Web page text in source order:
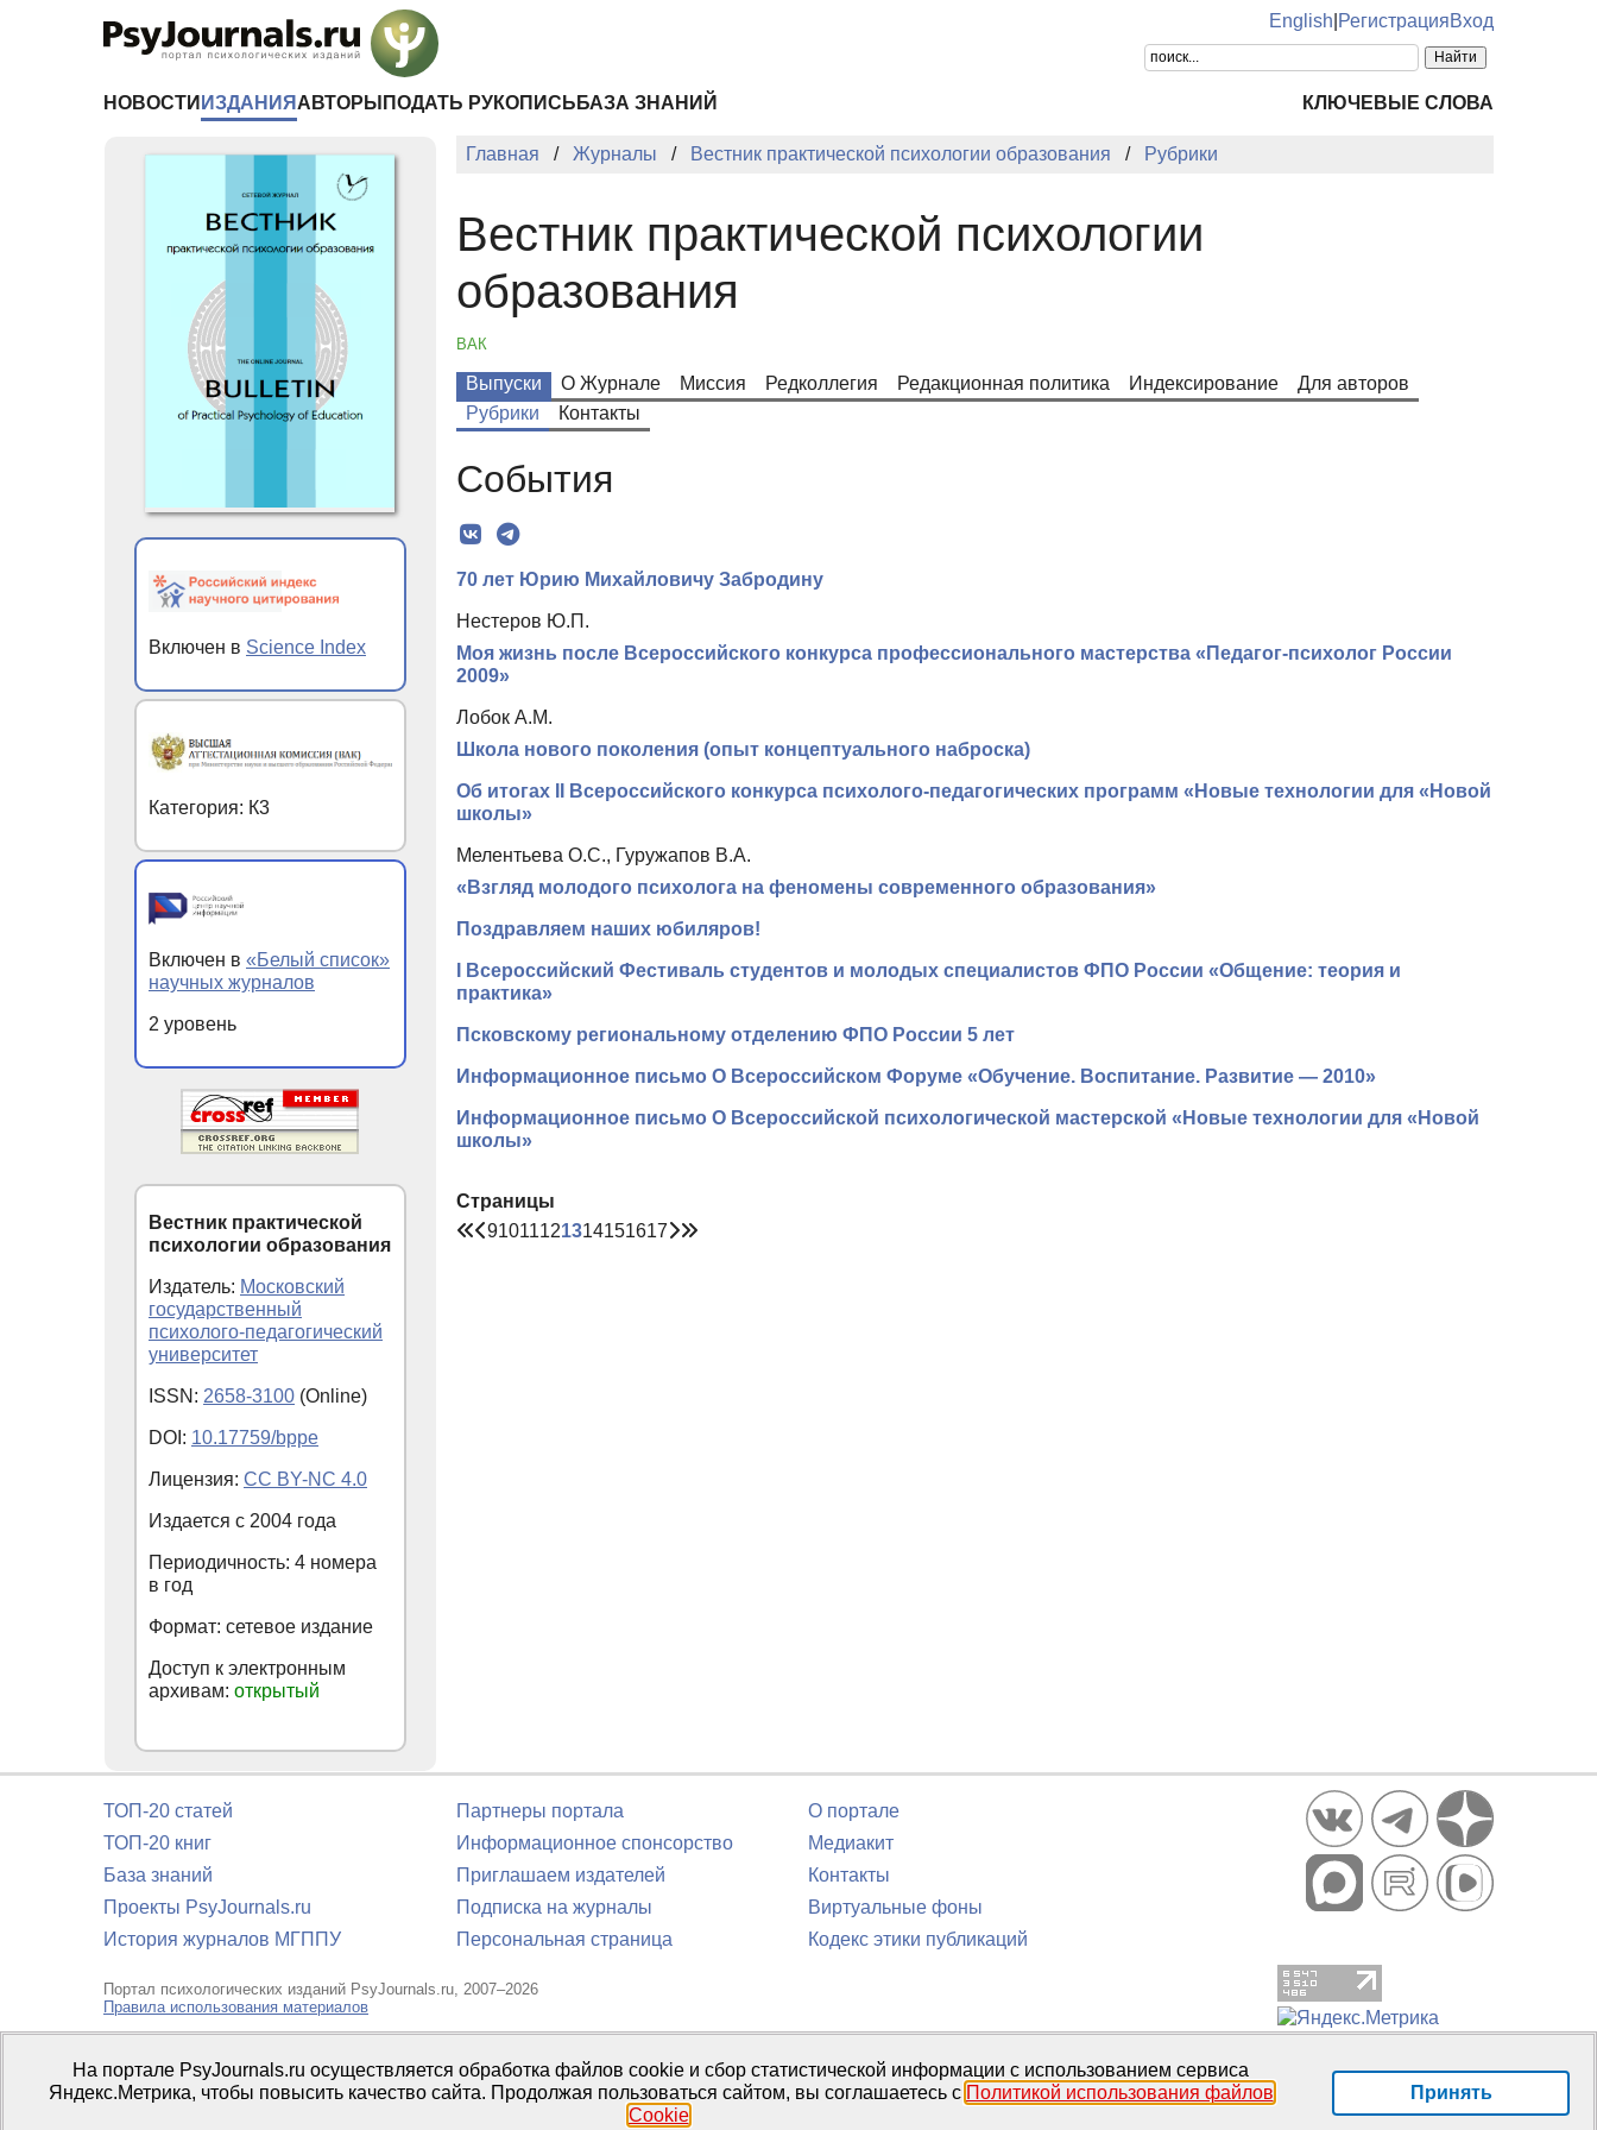
English РегистрацияВход
НОВОСТИ ИЗДАНИЯ АВТОРЫ ПОДАТЬ РУКОПИСЬ БАЗА ЗНАНИЙ КЛЮЧЕВЫЕ СЛОВА
Главная Журналы Вестник практической психологии образования Рубрики
Вестник практической психологии
образования
ВАК
Выпуски О Журнале Миссия Редколлегия Редакционная политика Индексирование
Для авторов
Рубрики
Контакты
События
70 лет Юрию Михайловичу Забродину
Нестеров Ю.П.
Моя жизнь после Всероссийского конкурса профессионального мастерства «Педагог-психолог России
2009»
Лобок А.М.
Школа нового поколения (опыт концептуального наброска)
Об итогах II Всероссийского конкурса психолого-педагогических программ «Новые технологии для «Новой
школы»
Мелентьева О.С., Гуружапов В.А.
«Взгляд молодого психолога на феномены современного образования»
Поздравляем наших юбиляров!
I Всероссийский Фестиваль студентов и молодых специалистов ФПО России «Общение: теория и
практика»
Псковскому региональному отделению ФПО России 5 лет
Информационное письмо О Всероссийском Форуме «Обучение. Воспитание. Развитие — 2010»
Информационное письмо О Всероссийской психологической мастерской «Новые технологии для «Новой
школы»
Страницы
91011121314151617
Включен в Science Index
Категория: К3
Включен в «Белый список»
научных журналов
2 уровень
Вестник практической
психологии образования
Издатель: Московский
государственный
психолого-педагогический
университет
ISSN: 2658-3100 (Online)
DOI: 10.17759/bppe
Лицензия: CC BY-NC 4.0
Издается с 2004 года
Периодичность: 4 номера
в год
Формат: сетевое издание
Доступ к электронным
архивам: открытый
ТОП-20 статей
ТОП-20 книг
База знаний
Проекты PsyJournals.ru
История журналов МГППУ
Партнеры портала
Информационное спонсорство
Приглашаем издателей
Подписка на журналы
Персональная страница
О портале
Медиакит
Контакты
Виртуальные фоны
Кодекс этики публикаций
Портал психологических изданий PsyJournals.ru, 2007–2026
Правила использования материалов
Свидетельство регистрации СМИЭл № ФС77-66447 от 14 июля 2016 г.
Издатель:ФГБОУ ВО МГППУ
На портале PsyJournals.ru осуществляется обработка файлов cookie и сбор статистической информации с использованием сервиса
Яндекс.Метрика, чтобы повысить качество сайта. Продолжая пользоваться сайтом, вы соглашаетесь с Политикой использования файлов
Cookie.
Принять